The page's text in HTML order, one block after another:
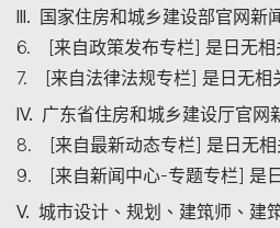
III. 国家住房和城乡建设部官网新
6. [来自政策发布专栏] 是日无相
7. [来自法律法规专栏] 是日无相
IV. 广东省住房和城乡建设厅官网
8. [来自最新动态专栏] 是日无相
9. [来自新闻中心-专题专栏] 是
V. 城市设计、规划、建筑师、建